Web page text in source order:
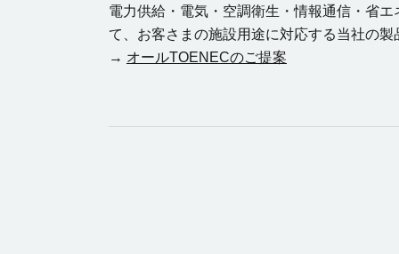
電力供給・電気・空調衛生・情報通信・省
て、お客さまの施設用途に対応する当社の
→ オールTOENECのご提案